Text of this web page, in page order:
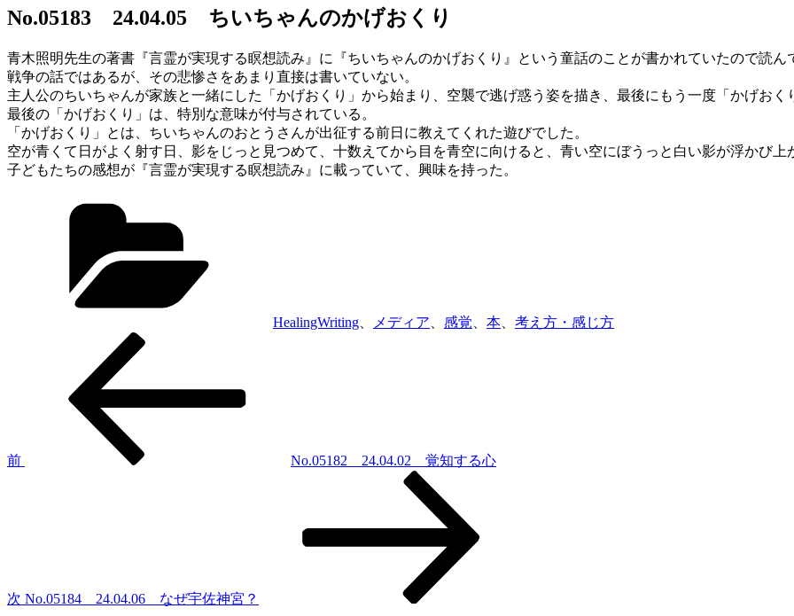
日:
No.05183 24.04.05 ちいちゃんのかげおくり
青木照明先生の著書『言霊が実現する瞑想読み』に『ちいちゃんのかげおくり』という童話のことが書かれていたので読ん
戦争の話ではあるが、その悲惨さをあまり直接は書いていない。
主人公のちいちゃんが家族と一緒にした「かげおくり」から始まり、空襲で逃げ惑う姿を描き、最後にもう一度「かげおく
最後の「かげおくり」は、特別な意味が付与されている。
「かげおくり」とは、ちいちゃんのおとうさんが出征する前日に教えてくれた遊びでした。
空が青くて日がよく射す日、影をじっと見つめて、十数えてから目を青空に向けると、青い空にぼうっと白い影が浮かび上
子どもたちの感想が『言霊が実現する瞑想読み』に載っていて、興味を持った。
HealingWriting メディア 感覚 本 考え方・感じ方
ゲ
前
No.05182 24.04.02 覚知する心
次 No.05184 24.04.06 なぜ宇佐神宮？